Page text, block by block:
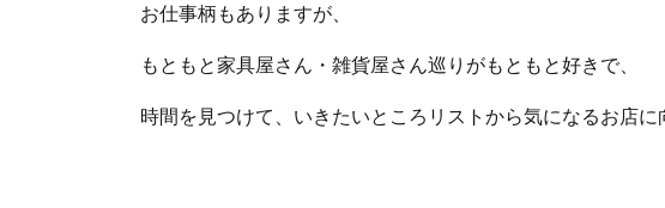
お仕事柄もありますが、
もともと家具屋さん・雑貨屋さん巡りがもともと好きで、
時間を見つけて、いきたいところリストから気になるお店に